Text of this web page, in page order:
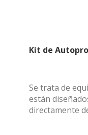
Kit de
Se trata de
están
directamente